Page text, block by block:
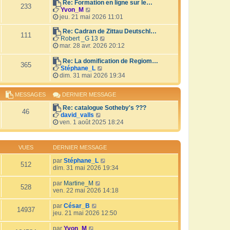
i
r
m
e
s
s
a
g
e
r
e
d
e
r
n
i
e
m
e
s
s
a
g
e
233
Re: Formation en ligne sur le…
Yvon_M
o
i
r
l
e
d
e
r
n
i
e
r
m
e
s
s
a
g
e
jeu. 21 mai 2026 11:01
111
Re: Cadran de Zittau Deutschl…
Robert _G 13
o
i
r
e
d
e
r
n
i
r
m
e
s
s
g
e
mar. 28 avr. 2026 20:12
365
Re: La domification de Regiom…
Stéphane_L
o
i
r
l
e
d
e
r
n
i
e
r
m
e
s
a
g
dim. 31 mai 2026 19:34
MESSAGES DERNIER MESSAGE
46
Re: catalogue Sotheby's ???
david_valls
o
i
e
d
e
r
e
r
e
s
ven. 1 août 2025 18:24
VUES DERNIER MESSAGE
512 par Stéphane_L
dim. 31 mai 2026 19:34
528 par Martine_M
ven. 22 mai 2026 14:18
14937 par César_B
jeu. 21 mai 2026 12:50